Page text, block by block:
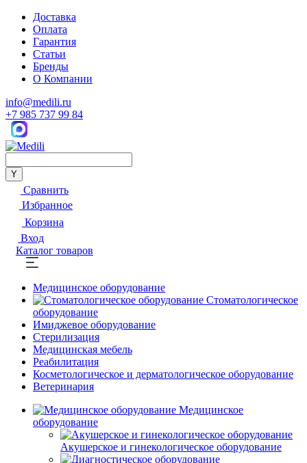
Доставка
Оплата
Гарантия
Статьи
Бренды
О Компании
info@medili.ru
+7 985 737 99 84
Сравнить
Избранное
Корзина
Вход
Каталог товаров
Медицинское оборудование
Стоматологическое
оборудование
Имиджевое оборудование
Стерилизация
Медицинская мебель
Реабилитация
Косметологическое и дерматологическое оборудование
Ветеринария
Медицинское
оборудование
Акушерское и гинекологическое оборудование